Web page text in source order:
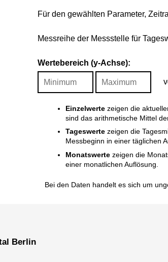
Für den gewählten Parameter,
Messreihe der Messstelle für
Wertebereich (y-Achse):
Einzelwertezeigen die
sind das arithmetische Mittel
Tageswertezeigen die
Messbeginn in einer täglichen
Monatswertezeigen die
einer monatlichen Auflösung.
Bei den Daten handelt es sich um
Berlin